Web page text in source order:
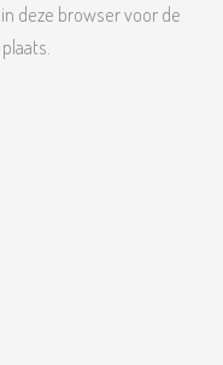
deze browser voor de